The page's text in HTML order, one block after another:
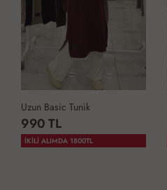
Uzun Basic Tunik
990 TL
İKİLİ ALIMDA 1800TL